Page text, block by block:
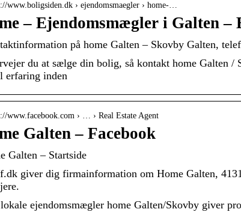
www.boligsiden.dk › ejendomsmaegler › home-…
– Ejendomsmægler i Galten –
på home Galten – Skovby Galten,
du at sælge din bolig, så kontakt home Galten
erfaring inden
www.facebook.com › … › Real Estate Agent
Galten – Facebook
Galten – Startside
giver dig firmainformation om Home Galten,
ejendomsmægler home Galten/Skovby giver